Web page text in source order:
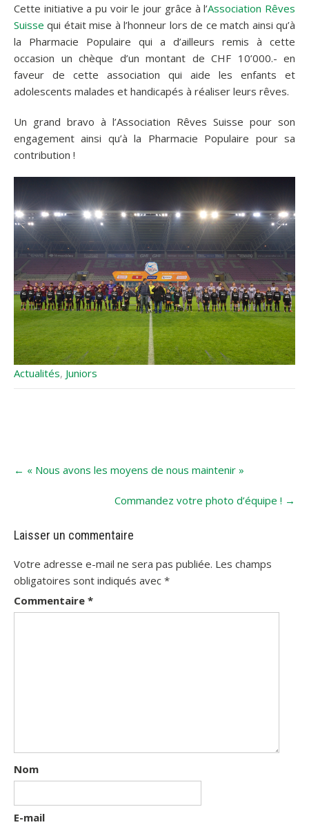
Cette initiative a pu voir le jour grâce à l’Association Rêves
Suisse qui était mise à l’honneur lors de ce match ainsi qu’à
la Pharmacie Populaire qui a d’ailleurs remis à cette
occasion un chèque d’un montant de CHF 10’000.- en
faveur de cette association qui aide les enfants et
adolescents malades et handicapés à réaliser leurs rêves.
Un grand bravo à l’Association Rêves Suisse pour son
engagement ainsi qu’à la Pharmacie Populaire pour sa
contribution !
Actualités, Juniors
navigation
← « Nous avons les moyens de nous maintenir »
Commandez votre photo d’équipe ! →
Laisser un commentaire
Votre adresse e-mail ne sera pas publiée. Les champs
obligatoires sont indiqués avec *
Commentaire *
Nom
E-mail